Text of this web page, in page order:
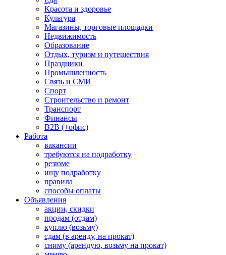
Красота и здоровье
Культура
Магазины, торговые площадки
Недвижимость
Образование
Отдых, туризм и путешествия
Праздники
Промышленность
Связь и СМИ
Спорт
Строительство и ремонт
Транспорт
Финансы
B2B (+офис)
Работа
вакансии
требуются на подработку
резюме
ищу подработку
правила
способы оплаты
Объявления
акции, скидки
продам (отдам)
куплю (возьму)
сдам (в аренду, на прокат)
сниму (арендую, возьму на прокат)